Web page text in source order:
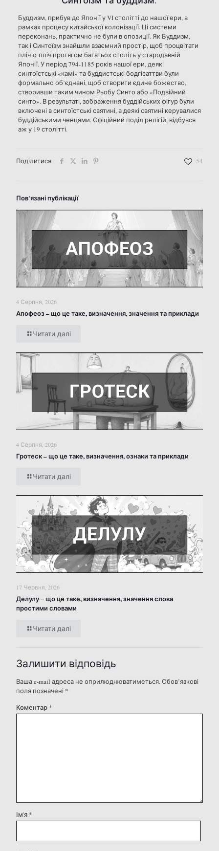
Буддизм, прибув до Японії у VI столітті до нашої ери, в
рамках процесу китайської колонізації. Ці системи
переконань, практично не були в опозиції. Як Буддизм,
так і Синтоїзм знайшли взаємний простір, щоб процвітати
пліч-о-пліч протягом багатьох століть у стародавній
Японії. У період 794-1185 років нашої ери, деякі
синтоїстські «камі» та буддистські бодгісаттви були
формально об’єднані, щоб створити єдине божество,
створивши таким чином Рьобу Синто або «Подвійний
синто». В результаті, зображення буддійських фігур були
включені в синтоїстські святині, а деякі святині керувалися
буддійськими ченцями. Офіційний поділ релігій, відбувся
аж у 19 столітті.
Поділитися 54
Пов'язані публікації
4 Серпня, 2026
Апофеоз – що це таке, визначення, значення та приклади
Читати далі
4 Серпня, 2026
Гротеск – що це таке, визначення, ознаки та приклади
Читати далі
17 Червня, 2026
Делулу – що це таке, визначення, значення слова
простими словами
Читати далі
Залишити відповідь
Ваша e-mail адреса не оприлюднюватиметься.Обов’язкові
поля позначені *
Коментар *
Ім'я *